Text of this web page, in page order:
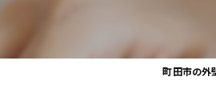
町田市の外